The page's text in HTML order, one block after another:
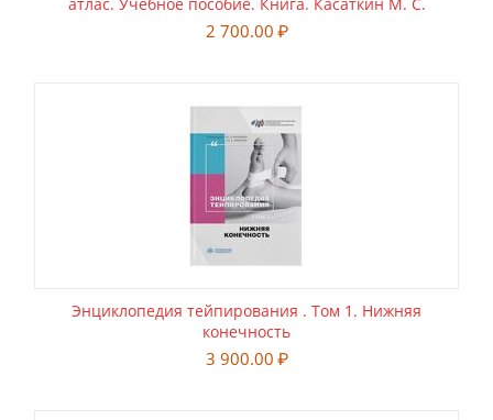
2 700.00 ₽
Энциклопедия тейпирования . Том 1. Нижняя
конечность
3 900.00 ₽